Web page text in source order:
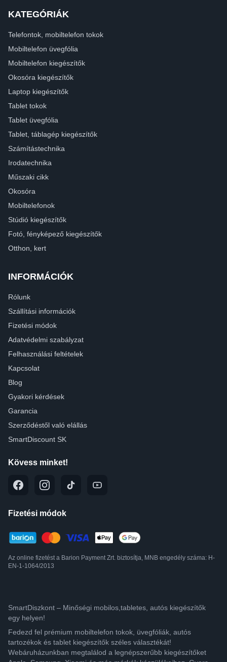
KATEGÓRIÁK
Telefontok, mobiltelefon tokok
Mobiltelefon üvegfólia
Mobiltelefon kiegészítők
Okosóra kiegészítők
Laptop kiegészítők
Tablet tokok
Tablet üvegfólia
Tablet, táblagép kiegészítők
Számítástechnika
Irodatechnika
Műszaki cikk
Okosóra
Mobiltelefonok
Stúdió kiegészítők
Fotó, fényképező kiegészítők
Otthon, kert
INFORMÁCIÓK
Rólunk
Szállítási információk
Fizetési módok
Adatvédelmi szabályzat
Felhasználási feltételek
Kapcsolat
Blog
Gyakori kérdések
Garancia
Szerződéstől való elállás
SmartDiscount SK
Kövess minket!
Fizetési módok
Az online fizetést a Barion Payment Zrt. biztosítja, MNB engedély száma: H-
EN-1-1064/2013
SmartDiszkont – Minőségi mobilos,tabletes, autós kiegészítők
egy helyen!
Fedezd fel prémium mobiltelefon tokok, üvegfóliák, autós
tartozékok és tablet kiegészítők széles választékát!
Webáruházunkban megtalálod a legnépszerűbb kiegészítőket